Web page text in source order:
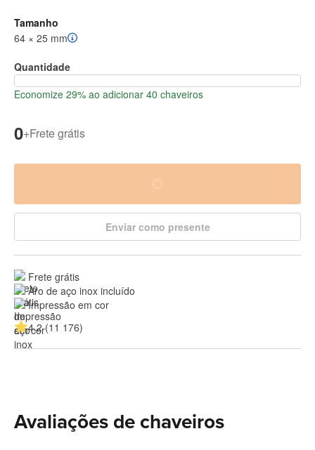
Tamanho
64 × 25 mm
Quantidade
Economize 29% ao adicionar 40 chaveiros
0+Frete grátis
Enviar como presente
Frete grátis
Aro de aço inox incluído
Impressão em cor
4.2 (11 176)
Avaliações de chaveiros